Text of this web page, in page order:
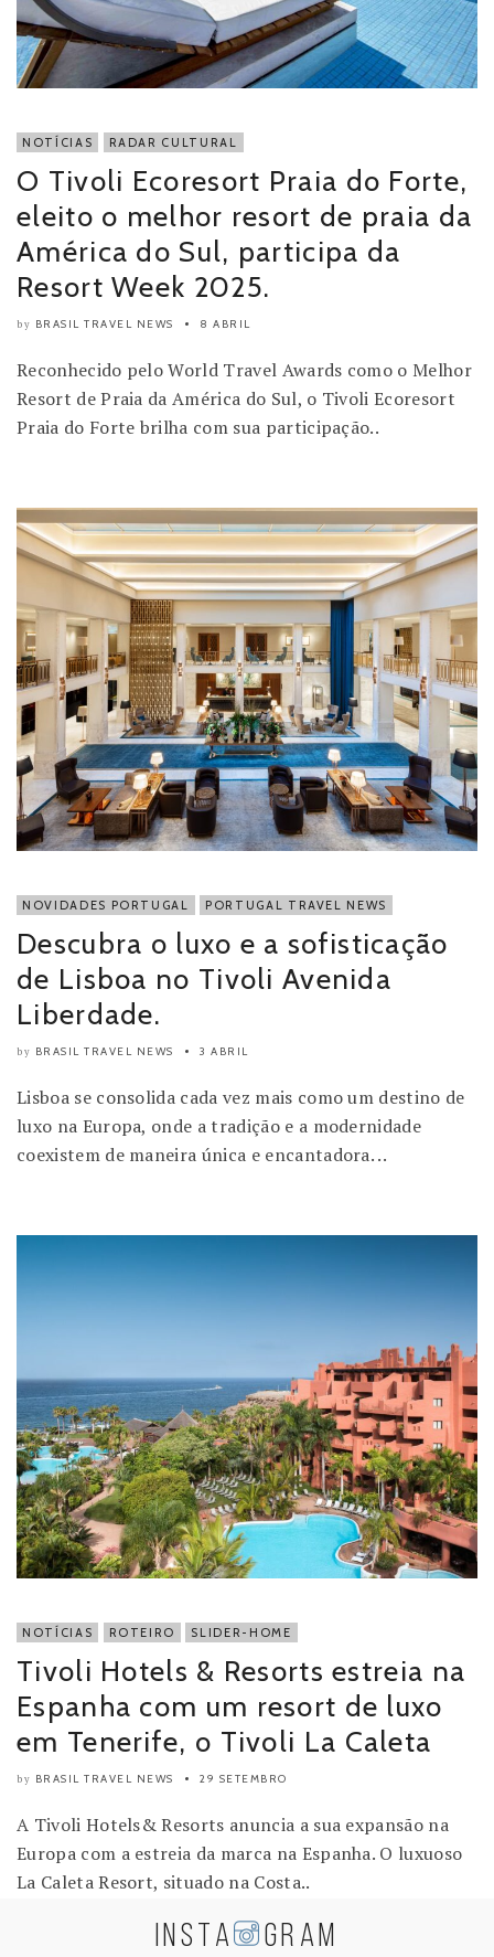
NOTÍCIAS RADAR CULTURAL
O Tivoli Ecoresort Praia do Forte,
eleito o melhor resort de praia da
América do Sul, participa da
Resort Week 2025.
by BRASIL TRAVEL NEWS 8 ABRIL
Reconhecido pelo World Travel Awards como o Melhor
Resort de Praia da América do Sul, o Tivoli Ecoresort
Praia do Forte brilha com sua participação..
NOVIDADES PORTUGAL PORTUGAL TRAVEL NEWS
Descubra o luxo e a sofisticação
de Lisboa no Tivoli Avenida
Liberdade.
by BRASIL TRAVEL NEWS 3 ABRIL
Lisboa se consolida cada vez mais como um destino de
luxo na Europa, onde a tradição e a modernidade
coexistem de maneira única e encantadora. ..
NOTÍCIAS ROTEIRO SLIDER-HOME
Tivoli Hotels & Resorts estreia na
Espanha com um resort de luxo
em Tenerife, o Tivoli La Caleta
by BRASIL TRAVEL NEWS 29 SETEMBRO
A Tivoli Hotels& Resorts anuncia a sua expansão na
Europa com a estreia da marca na Espanha. O luxuoso
La Caleta Resort, situado na Costa..
INSTA GRAM